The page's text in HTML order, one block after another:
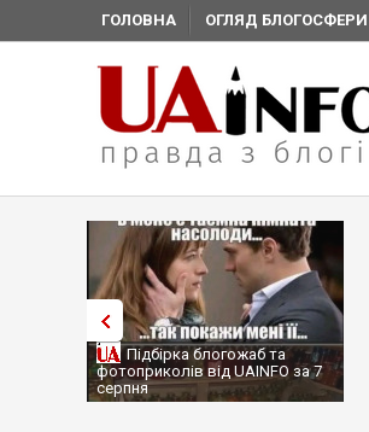
ГОЛОВНА ОГЛЯД БЛОГОСФЕРИ
Підбірка блогожаб та
фотоприколів від UAINFO за 7
серпня